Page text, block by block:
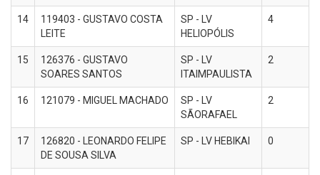
14
119403 - GUSTAVO COSTA
LEITE
SP - LV
HELIOPÓLIS
4
15
126376 - GUSTAVO
SOARES SANTOS
SP - LV
ITAIMPAULISTA
2
16 121079 - MIGUEL MACHADO
SP - LV
SÃORAFAEL
2
17
126820 - LEONARDO FELIPE
DE SOUSA SILVA
SP - LV HEBIKAI 0